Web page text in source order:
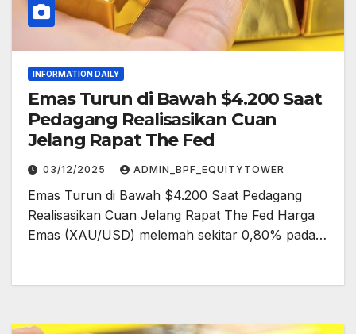
INFORMATION DAILY
Emas Turun di Bawah $4.200 Saat
Pedagang Realisasikan Cuan
Jelang Rapat The Fed
03/12/2025 ADMIN_BPF_EQUITYTOWER
Emas Turun di Bawah $4.200 Saat Pedagang
Realisasikan Cuan Jelang Rapat The Fed Harga
Emas (XAU/USD) melemah sekitar 0,80% pada…